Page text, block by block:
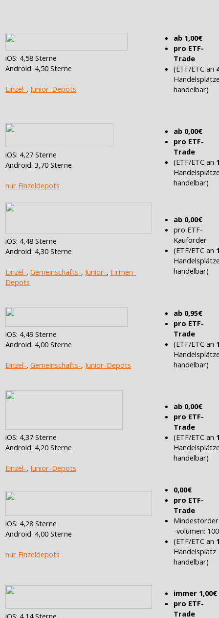
iOS: 4,58 Sterne
Android: 4,50 Sterne
Einzel-, Junior-Depots
ab 1,00€
pro ETF-
Trade
(ETF/ETC an
handelbar)
iOS: 4,27 Sterne
Android: 3,70 Sterne
nur Einzeldepots
ab 0,00€
pro ETF-
Trade
(ETF/ETC an
handelbar)
iOS: 4,48 Sterne
Android: 4,30 Sterne
Einzel-, Gemeinschafts-, Junior-, Firmen-
Depots
ab 0,00€
pro ETF-
Kauforder
(ETF/ETC an
handelbar)
iOS: 4,49 Sterne
Android: 4,00 Sterne
Einzel-, Gemeinschafts-, Junior-Depots
ab 0,95€
pro ETF-
Trade
(ETF/ETC an
handelbar)
iOS: 4,37 Sterne
Android: 4,20 Sterne
Einzel-, Junior-Depots
ab 0,00€
pro ETF-
Trade
(ETF/ETC an
handelbar)
iOS: 4,28 Sterne
Android: 4,00 Sterne
nur Einzeldepots
0,00€
pro ETF-
Trade
Mindestorder
-volumen:
(ETF/ETC an
Handelsplatz
handelbar)
immer 1,00€
pro ETF-
Trade